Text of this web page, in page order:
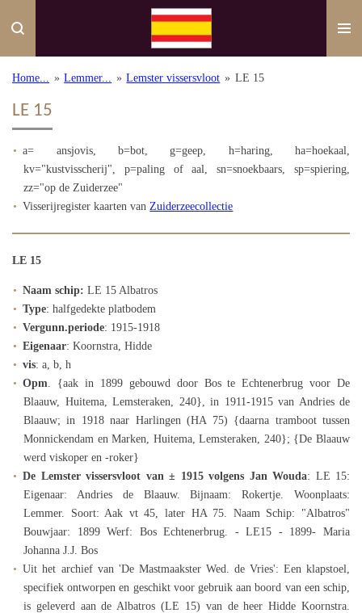
direct
de
Home... » Lemmer... » Lemster vissersvloot » LE 15
LE 15
a= ansjovis, b=bot, g=geep, h=haring, ha=hoekaal,
kv="kustvisscherij", p=paling of aal, sn=snoekbaars, sp=spiering,
zz="op de Zuiderzee"
Visserijregister kaarten van Zuiderzeecollectie
LE 15
Naam schip: LE 15 Albatros
Type: halfgedekte platbodem
Vergunn.periode: 1915-1918
Eigenaar: Koornstra, Hidde
vis: a, b, h
Opm. {aak in 1899 gebouwd door Bos te Echtenerbrug voor De
Blaauw, Huitema, Lemsteraken, 240}, in 1911-1915 van Andries de
Blaauw; in 1918 naar Harlingen (HA 75) {daarna tramboot tussen
Monnickendam en Marken, Huitema, Lemsteraken, 240}; {De Blaauw
werd viskoper en -roker}
De Lemster vissersvloot van ± 1915 volgens Jan Wouda: LE 15:
Eigenaar: Andries de Blaauw. Bijnaam: Rokertje. Woonplaats:
Lemmer. Soort: Aak vt 45, later HA 75. Naam Schip: "Albatros"
Bouwjaar: 1899 Werf: Bos Echtenerbrug. - LE15 - 1899- Maria
Johanna J.J. Bos
Uit het archief van 'De Mastmaakster Wed. de Vries': Een klapstoel,
specifiek ontworpen en geschikt voor gebruik aan boord van een schip,
is geleverd aan de Albatros (LE 15) van de heer Hidde Koornstra.